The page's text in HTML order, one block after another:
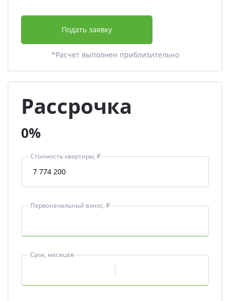
Подать заявку
*Расчет выполнен приблизительно
Рассрочка
0%
Стоимость квартиры, ₽
Первоначальный взнос, ₽
Срок, месяцев